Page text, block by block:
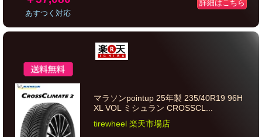
あすつく対応
詳細はこちら
マラソンpointup 25年製 235/40R19 96H
XL VOL ミシュラン CROSSCL...
tirewheel 楽天市場店